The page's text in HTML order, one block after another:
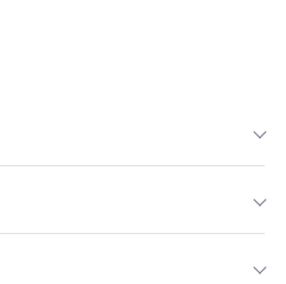
据保护到商业机密守护